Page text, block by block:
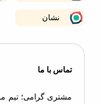
نشان
با ما
گرامی؛ تیم ما، آماده